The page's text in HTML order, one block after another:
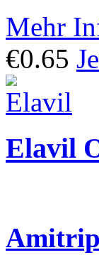
Mehr
€0.65
Elavil